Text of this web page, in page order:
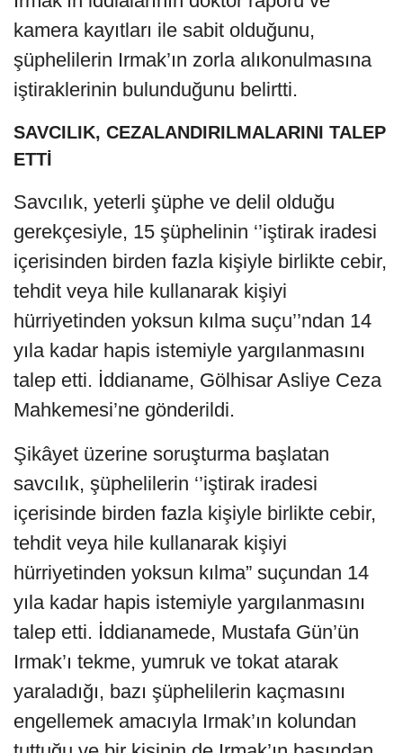
kamera kayıtları ile sabit olduğunu,
şüphelilerin Irmak’ın zorla alıkonulmasına
iştiraklerinin bulunduğunu belirtti.
SAVCILIK, CEZALANDIRILMALARINI TALEP
ETTİ
Savcılık, yeterli şüphe ve delil olduğu
gerekçesiyle, 15 şüphelinin ‘’iştirak iradesi
içerisinden birden fazla kişiyle birlikte cebir,
tehdit veya hile kullanarak kişiyi
hürriyetinden yoksun kılma suçu’’ndan 14
yıla kadar hapis istemiyle yargılanmasını
talep etti. İddianame, Gölhisar Asliye Ceza
Mahkemesi’ne gönderildi.
Şikâyet üzerine soruşturma başlatan
savcılık, şüphelilerin ‘’iştirak iradesi
içerisinde birden fazla kişiyle birlikte cebir,
tehdit veya hile kullanarak kişiyi
hürriyetinden yoksun kılma” suçundan 14
yıla kadar hapis istemiyle yargılanmasını
talep etti. İddianamede, Mustafa Gün’ün
Irmak’ı tekme, yumruk ve tokat atarak
yaraladığı, bazı şüphelilerin kaçmasını
engellemek amacıyla Irmak’ın kolundan